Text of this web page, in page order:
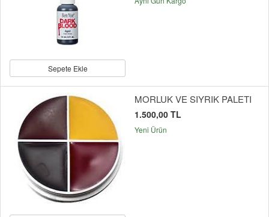
Sepete Ekle
MORLUK VE SIYRIK PALETI
1.500,00 TL
Yeni Ürün